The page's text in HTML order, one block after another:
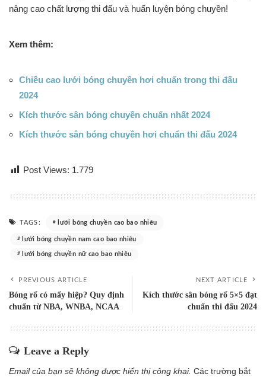
nâng cao chất lượng thi đấu và huấn luyện bóng chuyền!
Xem thêm:
Chiều cao lưới bóng chuyền hơi chuẩn trong thi đấu
2024
Kích thước sân bóng chuyền chuẩn nhất 2024
Kích thước sân bóng chuyền hơi chuẩn thi đấu 2024
Post Views: 1.779
TAGS: lưới bóng chuyền cao bao nhiêu
lưới bóng chuyền nam cao bao nhiêu
lưới bóng chuyền nữ cao bao nhiêu
PREVIOUS ARTICLE
Bóng rổ có mấy hiệp? Quy định
chuẩn từ NBA, WNBA, NCAA
NEXT ARTICLE
Kích thước sân bóng rổ 5×5 đạt
chuẩn thi đấu 2024
Leave a Reply
Email của bạn sẽ không được hiển thị công khai. Các trường bắt